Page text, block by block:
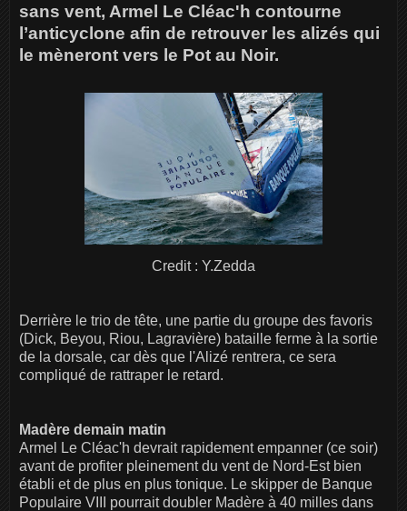
sans vent, Armel Le Cléac'h contourne
l’anticyclone afin de retrouver les alizés qui
le mèneront vers le Pot au Noir.
Credit : Y.Zedda
Derrière le trio de tête, une partie du groupe des favoris
(Dick, Beyou, Riou, Lagravière) bataille ferme à la sortie
de la dorsale, car dès que l'Alizé rentrera, ce sera
compliqué de rattraper le retard.
Madère demain matin
Armel Le Cléac'h devrait rapidement empanner (ce soir)
avant de profiter pleinement du vent de Nord-Est bien
établi et de plus en plus tonique. Le skipper de Banque
Populaire VIII pourrait doubler Madère à 40 milles dans